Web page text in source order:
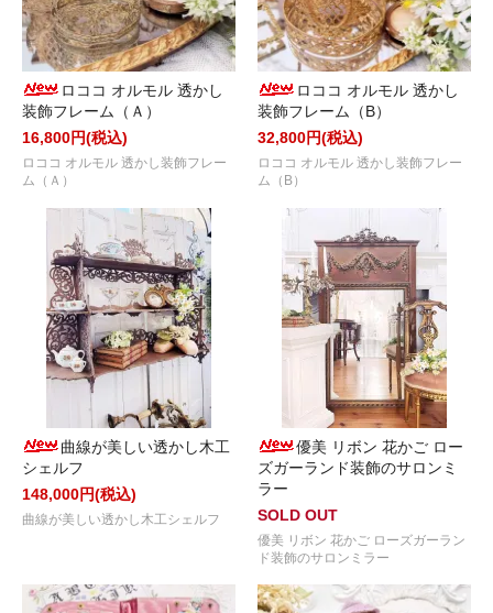
ロココ オルモル 透かし
装飾フレーム（Ａ）
16,800円(税込)
ロココ オルモル 透かし装飾フレー
ム（Ａ）
ロココ オルモル 透かし
装飾フレーム（B）
32,800円(税込)
ロココ オルモル 透かし装飾フレー
ム（B）
曲線が美しい透かし木工
シェルフ
148,000円(税込)
曲線が美しい透かし木工シェルフ
優美 リボン 花かご ロー
ズガーランド装飾のサロンミ
ラー
SOLD OUT
優美 リボン 花かご ローズガーラン
ド装飾のサロンミラー